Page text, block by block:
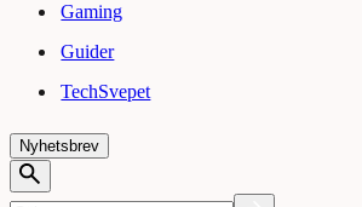
Gaming
Guider
TechSvepet
Nyhetsbrev